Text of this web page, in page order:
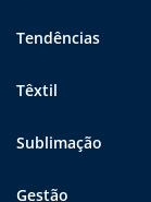
Tendências
Têxtil
Sublimação
Gestão